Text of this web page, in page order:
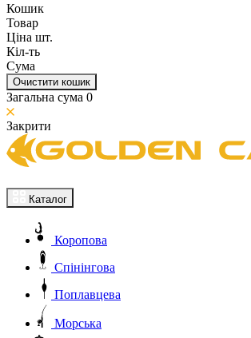
Кошик
Товар
Ціна шт.
Кіл-ть
Сума
Очистити кошик
Загальна сума 0
Закрити
Каталог
Коропова
Спінінгова
Поплавцева
Морська